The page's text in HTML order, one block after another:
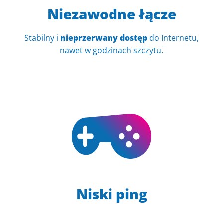
Niezawodne łącze
Stabilny i nieprzerwany dostępdo Internetu,
nawet w godzinach szczytu.
Niski ping